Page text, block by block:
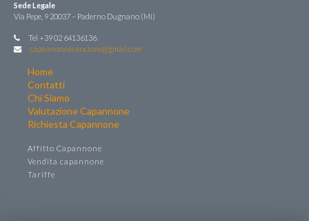
Sede Legale
Via Pepe, 9 20037 – Paderno Dugnano (Mi)
Tel +39 02 64136136
capannonearancione@gmail.com
Home
Contatti
Chi Siamo
Valutazione Capannone
Richiesta Capannone
Affitto Capannone
Vendita capannone
Tariffe